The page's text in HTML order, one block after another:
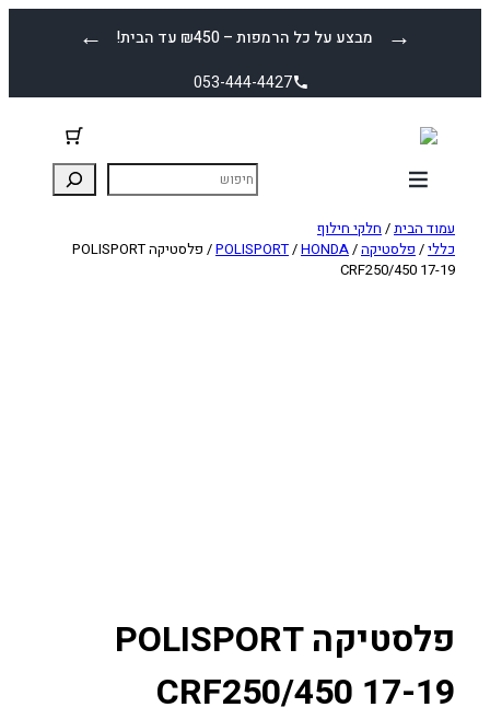
← מבצע על כל הרמפות – ₪450 עד הבית! →
053-444-4427
עמוד הבית/ חלקי חילוף
כללי/ פלסטיקה/
POLISPORT/HONDA
/ פלסטיקה POLISPORT
CRF250/450 17-19
פלסטיקה POLISPORT
CRF250/450 17-19